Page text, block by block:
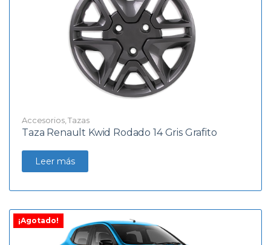
Accesorios,Tazas
Taza Renault Kwid Rodado 14 Gris Grafito
Leer más
¡Agotado!